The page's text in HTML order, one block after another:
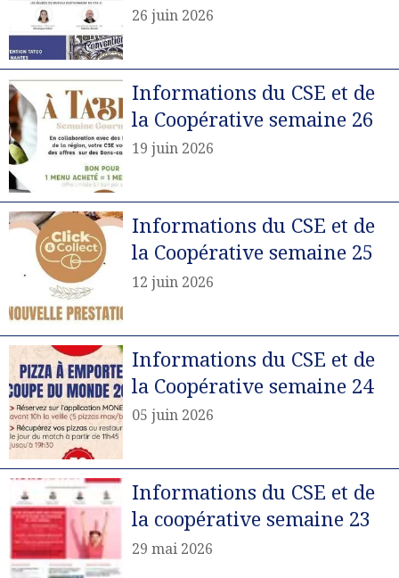
26 juin 2026
Informations du CSE et de
la Coopérative semaine 26
19 juin 2026
Informations du CSE et de
la Coopérative semaine 25
12 juin 2026
Informations du CSE et de
la Coopérative semaine 24
05 juin 2026
Informations du CSE et de
la coopérative semaine 23
29 mai 2026